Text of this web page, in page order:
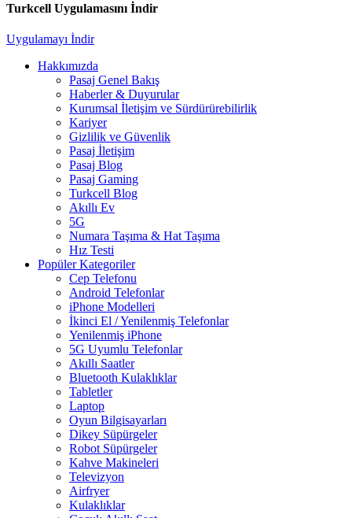
Turkcell Uygulamasını İndir
Uygulamayı İndir
Hakkımızda
Pasaj Genel Bakış
Haberler & Duyurular
Kurumsal İletişim ve Sürdürürebilirlik
Kariyer
Gizlilik ve Güvenlik
Pasaj İletişim
Pasaj Blog
Pasaj Gaming
Turkcell Blog
Akıllı Ev
5G
Numara Taşıma & Hat Taşıma
Hız Testi
Popüler Kategoriler
Cep Telefonu
Android Telefonlar
iPhone Modelleri
İkinci El / Yenilenmiş Telefonlar
Yenilenmiş iPhone
5G Uyumlu Telefonlar
Akıllı Saatler
Bluetooth Kulaklıklar
Tabletler
Laptop
Oyun Bilgisayarları
Dikey Süpürgeler
Robot Süpürgeler
Kahve Makineleri
Televizyon
Airfryer
Kulaklıklar